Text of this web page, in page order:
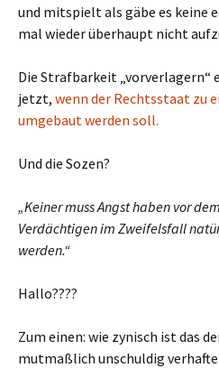
und mitspielt als gäbe es keine
mal wieder überhaupt nicht
Die Strafbarkeit „vorverlagern“
jetzt, wenn der Rechtsstaat zu
umgebaut werden soll.
Und die Sozen?
„Keiner muss Angst haben vor
Verdächtigen im Zweifelsfall
werden.“
Hallo????
Zum einen: wie zynisch ist das
mutmaßlich unschuldig